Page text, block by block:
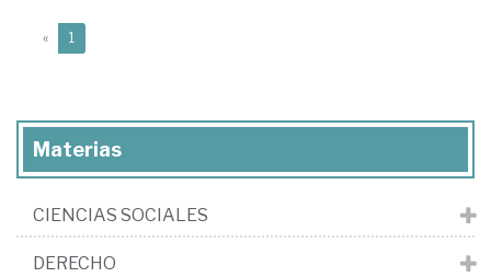
« 1
Materias
CIENCIAS SOCIALES
DERECHO